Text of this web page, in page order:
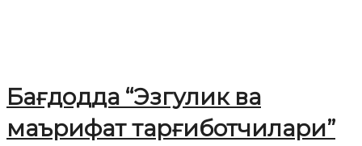
Бағдодда “Эзгулик ва
маърифат тарғиботчилари”